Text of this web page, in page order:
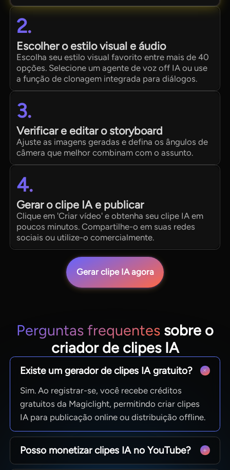
2.
Escolher o estilo visual e áudio
Escolha seu estilo visual favorito entre mais de 40
opções. Selecione um agente de voz off IA ou use
a função de clonagem integrada para diálogos.
3.
Verificar e editar o storyboard
Ajuste as imagens geradas e defina os ângulos de
câmera que melhor combinam com o assunto.
4.
Gerar o clipe IA e publicar
Clique em 'Criar vídeo' e obtenha seu clipe IA em
poucos minutos. Compartilhe-o em suas redes
sociais ou utilize-o comercialmente.
Gerar clipe IA agora
Perguntas frequentes sobre o
criador de clipes IA
Existe um gerador de clipes IA gratuito?
Sim. Ao registrar-se, você recebe créditos
gratuitos da Magiclight, permitindo criar clipes
IA para publicação online ou distribuição offline.
Posso monetizar clipes IA no YouTube?